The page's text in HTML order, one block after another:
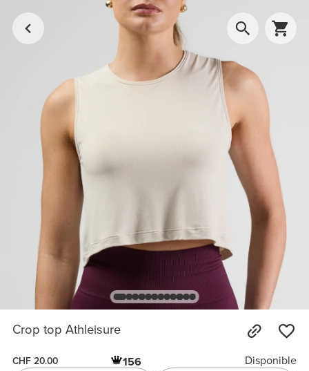
Crop top Athleisure
CHF 20.00 156
Disponible